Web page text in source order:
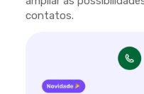
contatos.